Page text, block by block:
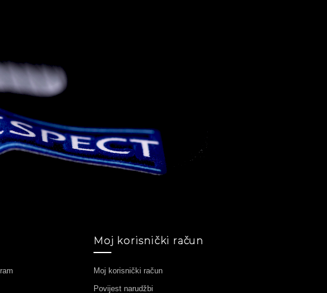
Moj korisnički račun
Moj korisnički račun
Povijest narudžbi